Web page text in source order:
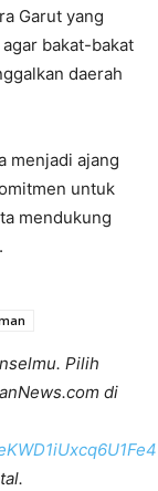
Garut yang
bakat-bakat
daerah
menjadi ajang
untuk
mendukung
Pilih
di